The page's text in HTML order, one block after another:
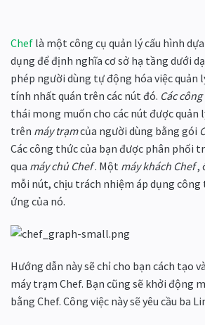
Chef là một công cụ quản lý cấu hình
dụng để định nghĩa cơ sở hạ tầng dưới
phép người dùng tự động hóa việc quản
tính nhất quán trên các nút đó. Các
thái mong muốn cho các nút được quản
trên máy trạmcủa người dùng bằng gói
Các công thức của bạn được phân phối
qua máy chủ Chef. Một máy khách Chef,
mỗi nút, chịu trách nhiệm áp dụng
ứng của nó.
Hướng dẫn này sẽ chỉ cho bạn cách tạo
máy trạm Chef. Bạn cũng sẽ khởi động
bằng Chef. Công việc này sẽ yêu cầu ba